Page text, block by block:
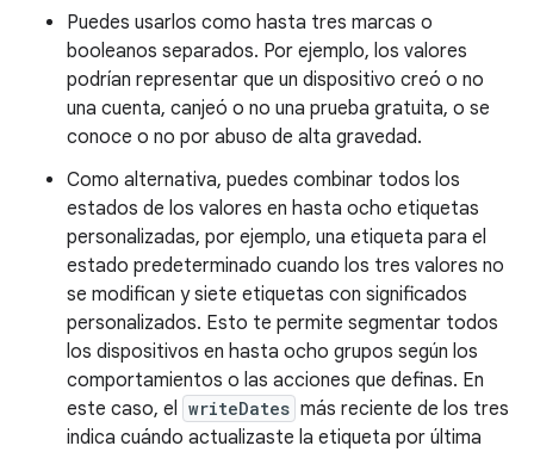
Puedes usarlos como hasta tres marcas o
booleanos separados. Por ejemplo, los valores
podrían representar que un dispositivo creó o no
una cuenta, canjeó o no una prueba gratuita, o se
conoce o no por abuso de alta gravedad.
Como alternativa, puedes combinar todos los
estados de los valores en hasta ocho etiquetas
personalizadas, por ejemplo, una etiqueta para el
estado predeterminado cuando los tres valores no
se modifican y siete etiquetas con significados
personalizados. Esto te permite segmentar todos
los dispositivos en hasta ocho grupos según los
comportamientos o las acciones que definas. En
este caso, el writeDates más reciente de los tres
indica cuándo actualizaste la etiqueta por última